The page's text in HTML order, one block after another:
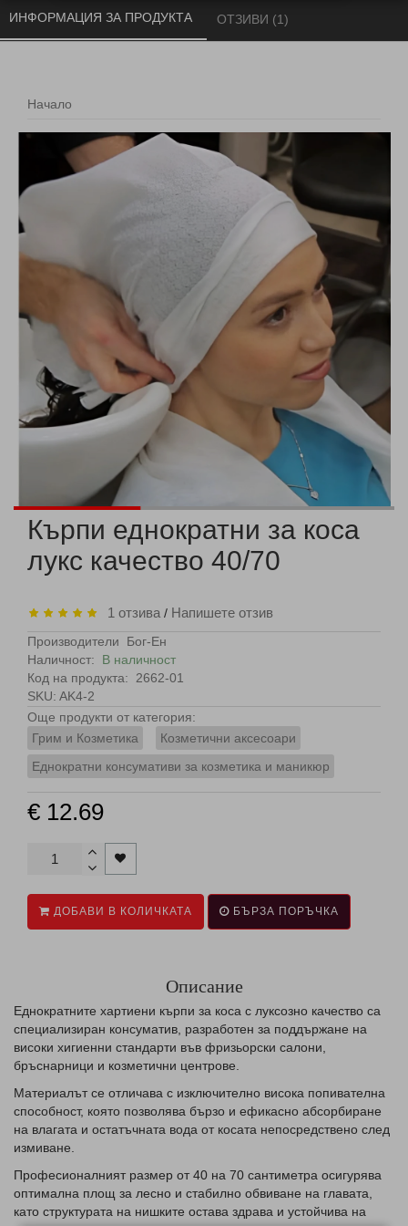
Начало
ИНФОРМАЦИЯ ЗА ПРОДУКТА ОТЗИВИ (1)
Кърпи еднократни за коса
лукс качество 40/70
1 отзива / Напишете отзив
Производители
Бог-Ен
Наличност: В наличност
Код на продукта:
2662-01
SKU: AK4-2
Още продукти от категория:
Грим и Козметика
Козметични аксесоари
Еднократни консумативи за козметика и маникюр
€ 12.69
ДОБАВИ В КОЛИЧКАТА БЪРЗА ПОРЪЧКА
Описание
Еднократните хартиени кърпи за коса с луксозно качество са
специализиран консуматив, разработен за поддържане на
високи хигиенни стандарти във фризьорски салони,
бръснарници и козметични центрове.
Материалът се отличава с изключително висока попивателна
способност, която позволява бързо и ефикасно абсорбиране
на влагата и остатъчната вода от косата непосредствено след
измиване.
Професионалният размер от 40 на 70 сантиметра осигурява
оптимална площ за лесно и стабилно обвиване на главата,
като структурата на нишките остава здрава и устойчива на